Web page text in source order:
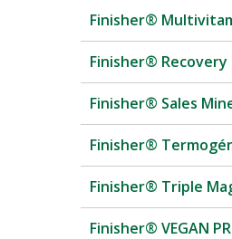
Finisher®
Finisher® Recovery
Finisher® Sales
Finisher®
Finisher® Triple
Finisher® VEGAN